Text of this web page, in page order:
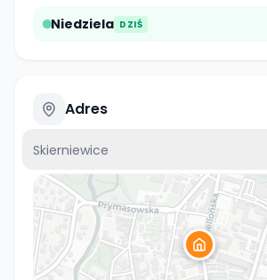
Niedziela DZIŚ
Adres
Skierniewice